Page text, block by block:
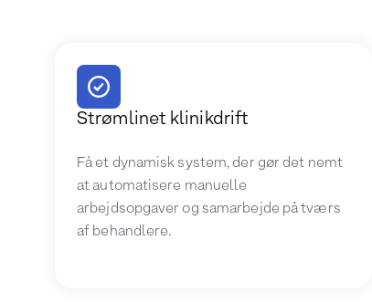
Strømlinet klinikdrift
Få et dynamisk system, der gør det nemt
at automatisere manuelle
arbejdsopgaver og samarbejde på tværs
af behandlere.